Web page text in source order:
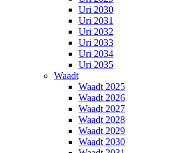
Uri 2030
Uri 2031
Uri 2032
Uri 2033
Uri 2034
Uri 2035
Waadt
Waadt 2025
Waadt 2026
Waadt 2027
Waadt 2028
Waadt 2029
Waadt 2030